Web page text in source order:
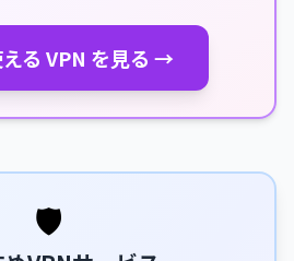
る VPN を見る →
🛡️